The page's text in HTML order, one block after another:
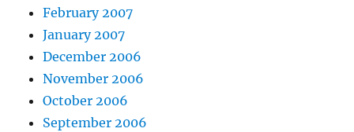
February 2007
January 2007
December 2006
November 2006
October 2006
September 2006